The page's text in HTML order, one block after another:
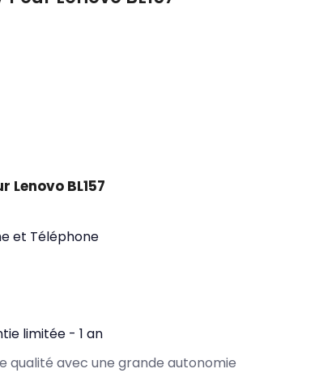
BL157
et Téléphone
limitée - 1 an
qualité avec une grande autonomie